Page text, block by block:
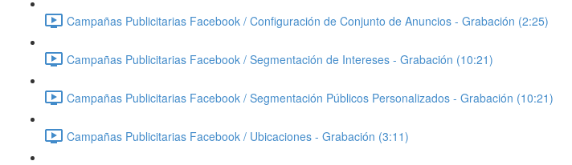
Campañas Publicitarias Facebook / Configuración de Conjunto de Anuncios - Grabación (2:25)
Campañas Publicitarias Facebook / Segmentación de Intereses - Grabación (10:21)
Campañas Publicitarias Facebook / Segmentación Públicos Personalizados - Grabación (10:21)
Campañas Publicitarias Facebook / Ubicaciones - Grabación (3:11)